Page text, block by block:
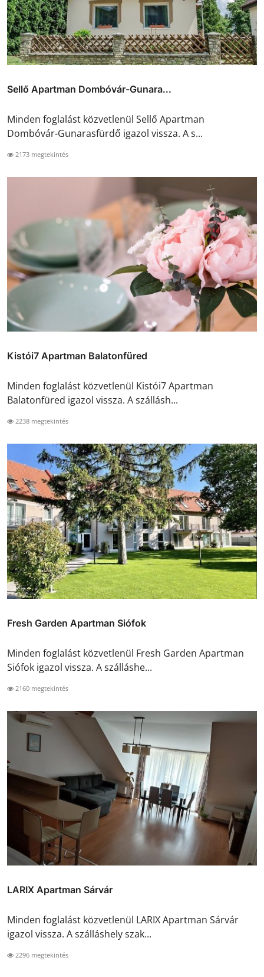
Sellő Apartman Dombóvár-Gunara...
Minden foglalást közvetlenül Sellő Apartman
Dombóvár-Gunarasfürdő igazol vissza. A s...
2173 megtekintés
Kistói7 Apartman Balatonfüred
Minden foglalást közvetlenül Kistói7 Apartman
Balatonfüred igazol vissza. A szállásh...
2238 megtekintés
Fresh Garden Apartman Siófok
Minden foglalást közvetlenül Fresh Garden Apartman
Siófok igazol vissza. A szálláshe...
2160 megtekintés
LARIX Apartman Sárvár
Minden foglalást közvetlenül LARIX Apartman Sárvár
igazol vissza. A szálláshely szak...
2296 megtekintés